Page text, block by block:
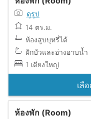
ดูรูป
14 ตร.ม.
ห้องสูบบุหรี่ได้
ฝักบัวและอ่างอาบน้ำ
1 เตียงใหญ่
เลื
ห้องพัก (Room)